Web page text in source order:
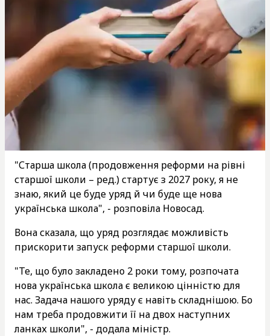
"Старша школа (продовження реформи на рівні
старшої школи – ред.) стартує з 2027 року, я не
знаю, який це буде уряд й чи буде ще нова
українська школа", - розповіла Новосад.
Вона сказала, що уряд розглядає можливість
прискорити запуск реформи старшої школи.
"Те, що було закладено 2 роки тому, розпочата
нова українська школа є великою цінністю для
нас. Задача нашого уряду є навіть складнішою. Бо
нам треба продовжити її на двох наступних
ланках школи", - додала міністр.